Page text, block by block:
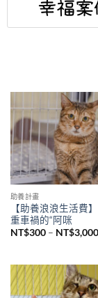
助養計畫
【助養浪浪生活費
重車禍的“阿咪
NT$300 – NT$3,000